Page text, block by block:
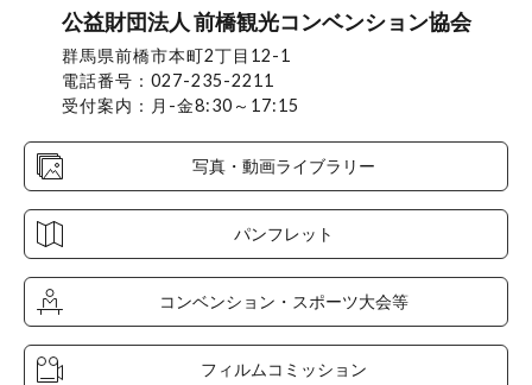
公益財団法人 前橋観光コンベンション協会
群馬県前橋市本町2丁目12-1
電話番号：027-235-2211
受付案内：月-金8:30～17:15
写真・動画ライブラリー
パンフレット
コンベンション・スポーツ大会等
フィルムコミッション